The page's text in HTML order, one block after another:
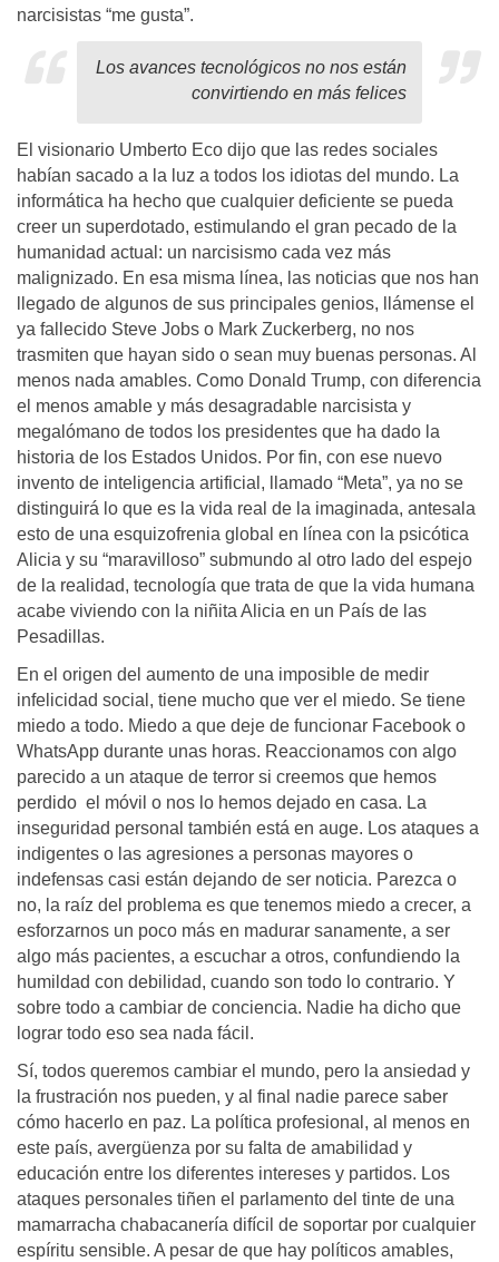
narcisistas “me gusta”.
Los avances tecnológicos no nos están
convirtiendo en más felices
El visionario Umberto Eco dijo que las redes sociales
habían sacado a la luz a todos los idiotas del mundo. La
informática ha hecho que cualquier deficiente se pueda
creer un superdotado, estimulando el gran pecado de la
humanidad actual: un narcisismo cada vez más
malignizado. En esa misma línea, las noticias que nos han
llegado de algunos de sus principales genios, llámense el
ya fallecido Steve Jobs o Mark Zuckerberg, no nos
trasmiten que hayan sido o sean muy buenas personas. Al
menos nada amables. Como Donald Trump, con diferencia
el menos amable y más desagradable narcisista y
megalómano de todos los presidentes que ha dado la
historia de los Estados Unidos. Por fin, con ese nuevo
invento de inteligencia artificial, llamado “Meta”, ya no se
distinguirá lo que es la vida real de la imaginada, antesala
esto de una esquizofrenia global en línea con la psicótica
Alicia y su “maravilloso” submundo al otro lado del espejo
de la realidad, tecnología que trata de que la vida humana
acabe viviendo con la niñita Alicia en un País de las
Pesadillas.
En el origen del aumento de una imposible de medir
infelicidad social, tiene mucho que ver el miedo. Se tiene
miedo a todo. Miedo a que deje de funcionar Facebook o
WhatsApp durante unas horas. Reaccionamos con algo
parecido a un ataque de terror si creemos que hemos
perdido el móvil o nos lo hemos dejado en casa. La
inseguridad personal también está en auge. Los ataques a
indigentes o las agresiones a personas mayores o
indefensas casi están dejando de ser noticia. Parezca o
no, la raíz del problema es que tenemos miedo a crecer, a
esforzarnos un poco más en madurar sanamente, a ser
algo más pacientes, a escuchar a otros, confundiendo la
humildad con debilidad, cuando son todo lo contrario. Y
sobre todo a cambiar de conciencia. Nadie ha dicho que
lograr todo eso sea nada fácil.
Sí, todos queremos cambiar el mundo, pero la ansiedad y
la frustración nos pueden, y al final nadie parece saber
cómo hacerlo en paz. La política profesional, al menos en
este país, avergüenza por su falta de amabilidad y
educación entre los diferentes intereses y partidos. Los
ataques personales tiñen el parlamento del tinte de una
mamarracha chabacanería difícil de soportar por cualquier
espíritu sensible. A pesar de que hay políticos amables,